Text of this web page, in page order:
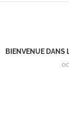
BIENVENUE DANS